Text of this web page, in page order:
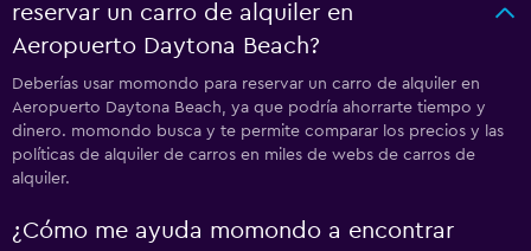
reservar un carro de alquiler en
Aeropuerto Daytona Beach?
Deberías usar momondo para reservar un carro de alquiler en
Aeropuerto Daytona Beach, ya que podría ahorrarte tiempo y
dinero. momondo busca y te permite comparar los precios y las
políticas de alquiler de carros en miles de webs de carros de
alquiler.
¿Cómo me ayuda momondo a encontrar